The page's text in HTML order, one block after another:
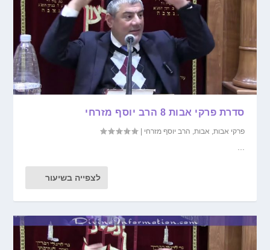
סדרת פרקי אבות 8 הרב יוסף מזרחי
פרקי אבות, אבות, הרב יוסף מזרחי |
לצפייה בשיעור